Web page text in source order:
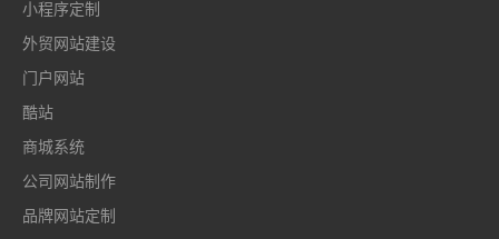
小程序定制
外贸网站建设
门户网站
酷站
商城系统
公司网站制作
品牌网站定制